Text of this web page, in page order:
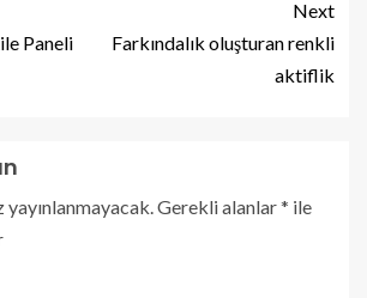
Paneli
Next
Farkındalık oluşturan renkli
aktiflik
Gerekli alanlar* ile